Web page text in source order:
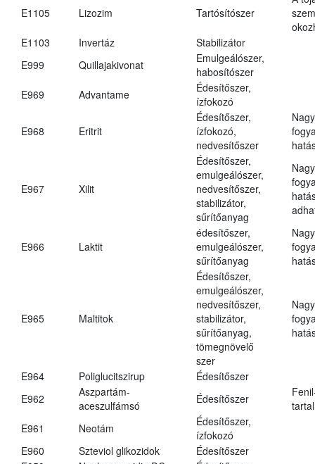
E1105 Lizozim Tartósítószer
E1103
Invertáz
Stabilizátor
E999
Quillajakivonat
Emulgeálószer,
habosítószer
E969
Advantame
Édesítőszer,
ízfokozó
E968 Eritrit
Édesítőszer,
ízfokozó,
nedvesítőszer
E967 Xilit
Édesítőszer,
emulgeálószer,
nedvesítőszer,
stabilizátor,
sűrítőanyag
E966 Laktit
édesítőszer,
emulgeálószer,
sűrítőanyag
E965 Maltitok
Édesítőszer,
emulgeálószer,
nedvesítőszer,
stabilizátor,
sűrítőanyag,
tömegnövelő
szer
E964 Poliglucitszirup
Édesítőszer
E962
Aszpartám-
aceszulfámsó
Édesítőszer
E961
Neotám
Édesítőszer,
ízfokozó
E960
Szteviol glikozidok
Édesítőszer